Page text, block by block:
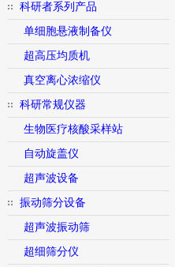
科研者系列产品
单细胞悬液制备仪
超高压均质机
真空离心浓缩仪
科研常规仪器
生物医疗核酸采样站
自动旋盖仪
超声波设备
振动筛分设备
超声波振动筛
超细筛分仪